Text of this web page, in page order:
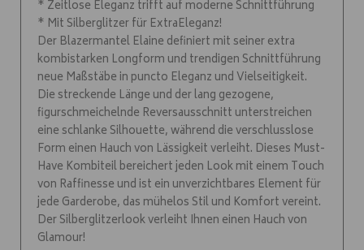
* Zeitlose Eleganz trifft auf moderne Schnittführung
* Mit Silberglitzer für ExtraEleganz!
Der Blazermantel Elaine definiert mit seiner extra
kombistarken Longform und trendigen Schnittführung
neue Maßstäbe in puncto Eleganz und Vielseitigkeit.
Die streckende Länge und der lang gezogene,
figurschmeichelnde Reversausschnitt unterstreichen
eine schlanke Silhouette, während die verschlusslose
Form einen Hauch von Lässigkeit verleiht. Dieses Must-
Have Kombiteil bereichert jeden Look mit einem Touch
von Raffinesse und ist ein unverzichtbares Element für
jede Garderobe, das mühelos Stil und Komfort vereint.
Der Silberglitzerlook verleiht Ihnen einen Hauch von
Glamour!